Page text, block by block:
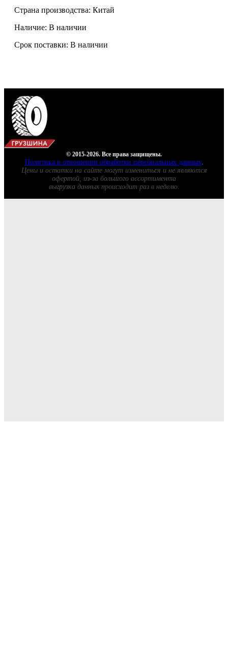
Страна производства: Китай
Наличие: В наличии
Срок поставки: В наличии
© 2015-2026. Все права защищены.
Политика в отношении обработки персональных данных.
Цены и остатки на сайте могут измениться и не являются
офертой, из-за большого ассортимента
выгрузка данных происходит раз в неделю.